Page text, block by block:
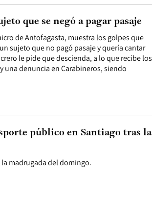
de Antofagasta, muestra los golpes que
sujeto que no pagó pasaje y quería cantar
le pide que descienda, a lo que recibe los
una denuncia en Carabineros, siendo
que se negó a pagar pasaje
la madrugada del domingo.
público en Santiago tras la